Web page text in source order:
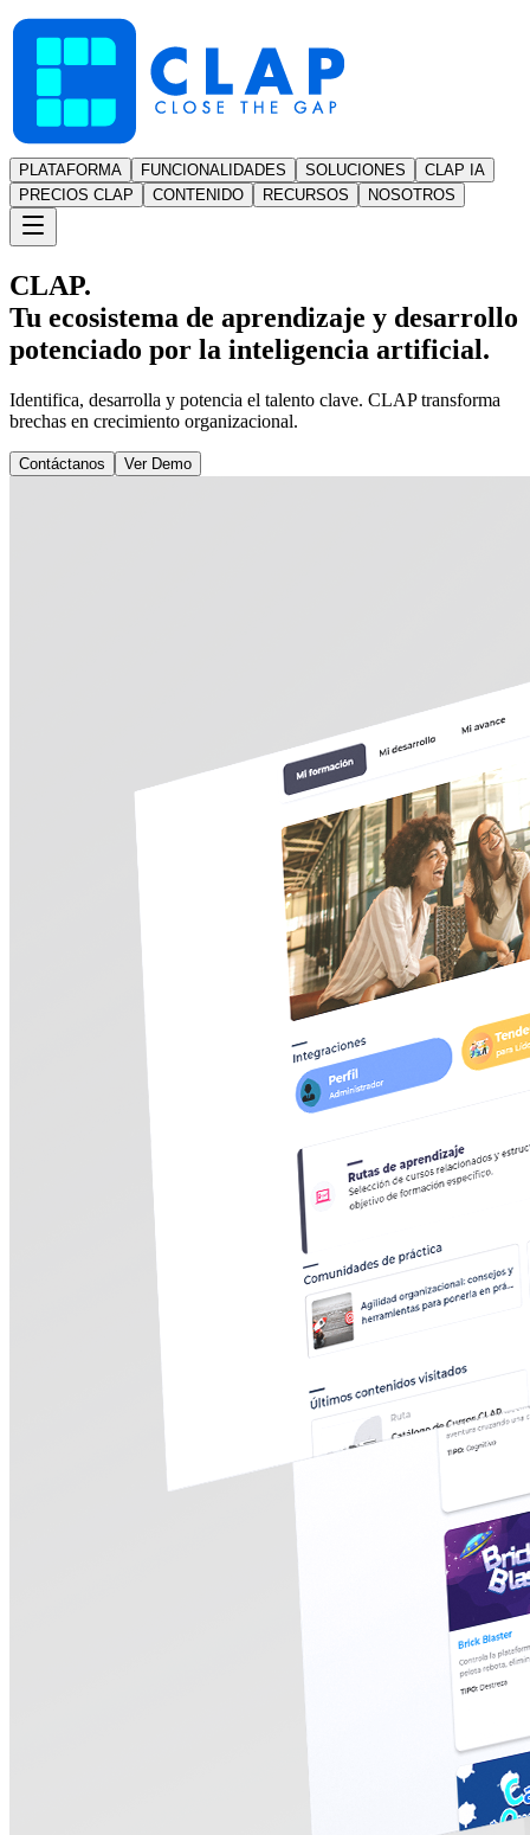
PLATAFORMA FUNCIONALIDADES SOLUCIONES
CLAP IA
PRECIOS CLAP
CONTENIDO RECURSOS NOSOTROS
CLAP.
Tu ecosistema de aprendizaje y desarrollo
potenciado por la inteligencia artificial.
Identifica, desarrolla y potencia el talento clave. CLAP transforma
brechas en crecimiento organizacional.
Contáctanos Ver Demo